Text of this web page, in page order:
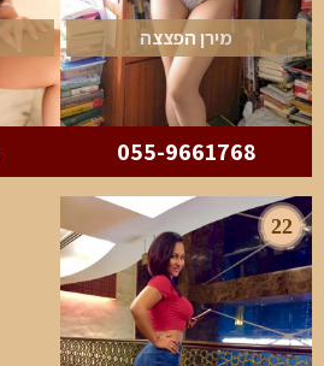
מירן הפצצה
055-9661768
22